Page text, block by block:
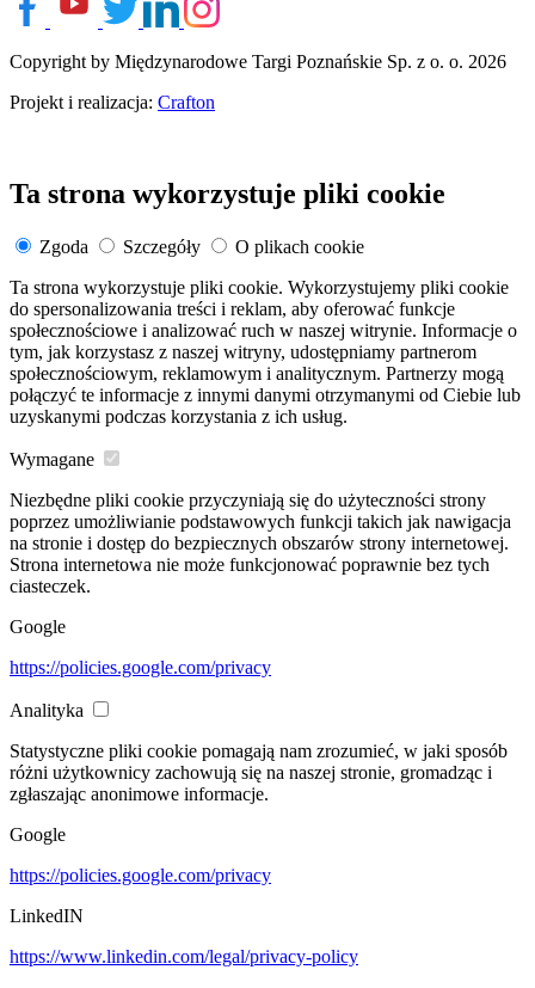
Copyright by Międzynarodowe Targi Poznańskie Sp. z o. o. 2026
Projekt i realizacja: Crafton
Ta strona wykorzystuje pliki cookie
Zgoda Szczegóły
O plikach cookie
Ta strona wykorzystuje pliki cookie. Wykorzystujemy pliki cookie
do spersonalizowania treści i reklam, aby oferować funkcje
społecznościowe i analizować ruch w naszej witrynie. Informacje o
tym, jak korzystasz z naszej witryny, udostępniamy partnerom
społecznościowym, reklamowym i analitycznym. Partnerzy mogą
połączyć te informacje z innymi danymi otrzymanymi od Ciebie lub
uzyskanymi podczas korzystania z ich usług.
Wymagane
Niezbędne pliki cookie przyczyniają się do użyteczności strony
poprzez umożliwianie podstawowych funkcji takich jak nawigacja
na stronie i dostęp do bezpiecznych obszarów strony internetowej.
Strona internetowa nie może funkcjonować poprawnie bez tych
ciasteczek.
Google
https://policies.google.com/privacy
Analityka
Statystyczne pliki cookie pomagają nam zrozumieć, w jaki sposób
różni użytkownicy zachowują się na naszej stronie, gromadząc i
zgłaszając anonimowe informacje.
Google
https://policies.google.com/privacy
LinkedIN
https://www.linkedin.com/legal/privacy-policy